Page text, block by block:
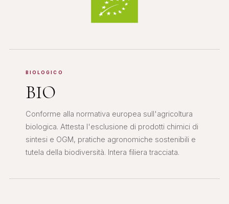
BIOLOGICO
BIO
Conforme alla normativa europea sull'agricoltura
biologica. Attesta l'esclusione di prodotti chimici di
sintesi e OGM, pratiche agronomiche sostenibili e
tutela della biodiversità. Intera filiera tracciata.